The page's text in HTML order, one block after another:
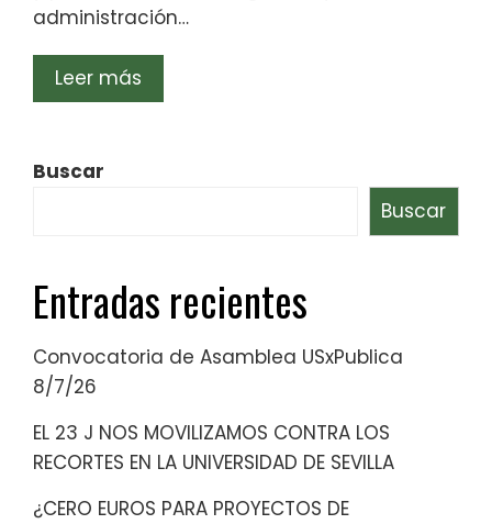
administración…
Leer más
Buscar
Buscar
Entradas recientes
Convocatoria de Asamblea USxPublica
8/7/26
EL 23 J NOS MOVILIZAMOS CONTRA LOS
RECORTES EN LA UNIVERSIDAD DE SEVILLA
¿CERO EUROS PARA PROYECTOS DE